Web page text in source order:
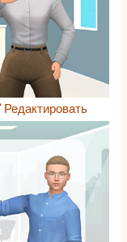
Редактировать